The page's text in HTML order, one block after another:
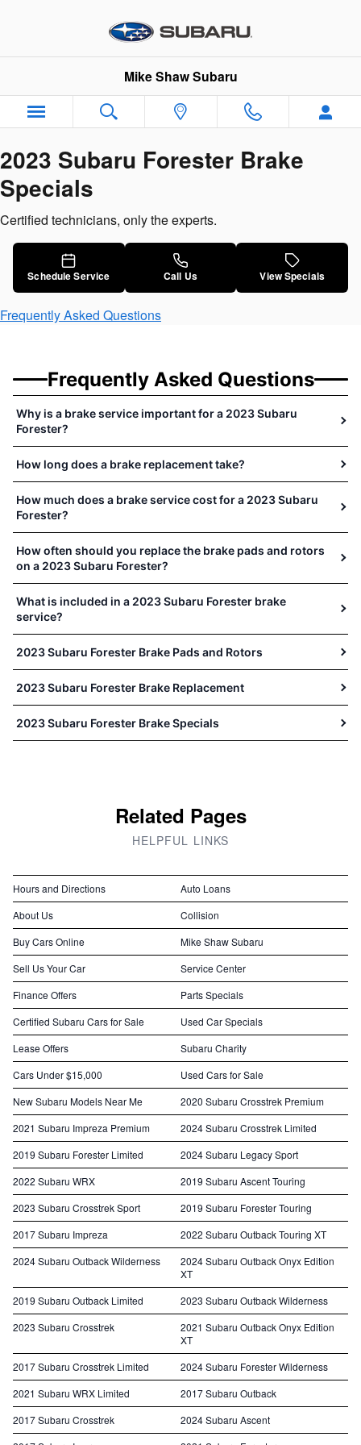
2023 Subaru Forester Brake
Mike Shaw Subaru
2023 Subaru Forester Brake
Specials
Certified technicians, only the experts.
Schedule Service Call Us View Specials
Frequently Asked Questions
Frequently Asked Questions
Why is a brake service important for a 2023 Subaru
Forester?
How long does a brake replacement take?
How much does a brake service cost for a 2023 Subaru
Forester?
How often should you replace the brake pads and rotors
on a 2023 Subaru Forester?
What is included in a 2023 Subaru Forester brake
service?
2023 Subaru Forester Brake Pads and Rotors
2023 Subaru Forester Brake Replacement
2023 Subaru Forester Brake Specials
Related Pages
HELPFUL LINKS
Hours and Directions
Auto Loans
About Us
Collision
Buy Cars Online
Mike Shaw Subaru
Sell Us Your Car
Service Center
Finance Offers
Parts Specials
Certified Subaru Cars for Sale
Used Car Specials
Lease Offers
Subaru Charity
Cars Under $15,000
Used Cars for Sale
New Subaru Models Near Me
2020 Subaru Crosstrek Premium
2021 Subaru Impreza Premium
2024 Subaru Crosstrek Limited
2019 Subaru Forester Limited
2024 Subaru Legacy Sport
2022 Subaru WRX
2019 Subaru Ascent Touring
2023 Subaru Crosstrek Sport
2019 Subaru Forester Touring
2017 Subaru Impreza
2022 Subaru Outback Touring XT
2024 Subaru Outback Wilderness
2024 Subaru Outback Onyx Edition
XT
2019 Subaru Outback Limited
2023 Subaru Outback Wilderness
2023 Subaru Crosstrek
2021 Subaru Outback Onyx Edition
XT
2017 Subaru Crosstrek Limited
2024 Subaru Forester Wilderness
2021 Subaru WRX Limited
2017 Subaru Outback
2017 Subaru Crosstrek
2024 Subaru Ascent